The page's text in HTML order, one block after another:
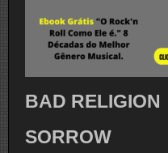
BAD RELIGION
SORROW